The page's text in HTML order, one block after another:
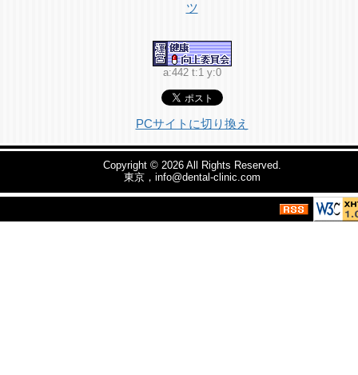
ツ
a:442 t:1 y:0
PCサイトに切り換え
Copyright © 2026 All Rights Reserved.
東京，info@dental-clinic.com